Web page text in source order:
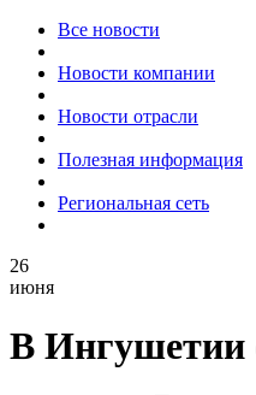
Все новости
Новости компании
Новости отрасли
Полезная информация
Региональная сеть
26
июня
В Ингушетии